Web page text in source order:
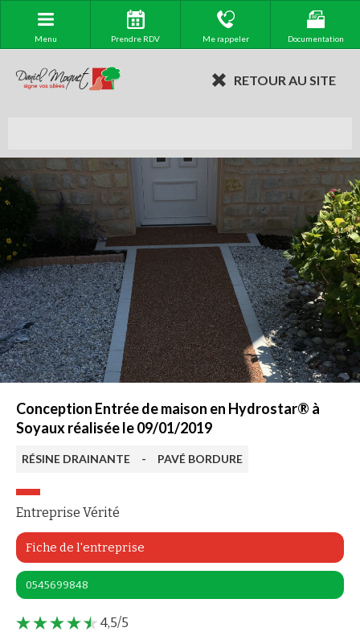
Menu Prendre RDV Me rappeler Documentation
RETOUR AU SITE
Conception Entrée de maison en Hydrostar® à
Soyaux réalisée le 09/01/2019
RÉSINE DRAINANTE - PAVÉ BORDURE
Entreprise Vérité
Fiche de l'entreprise
0545699848
4,5/5